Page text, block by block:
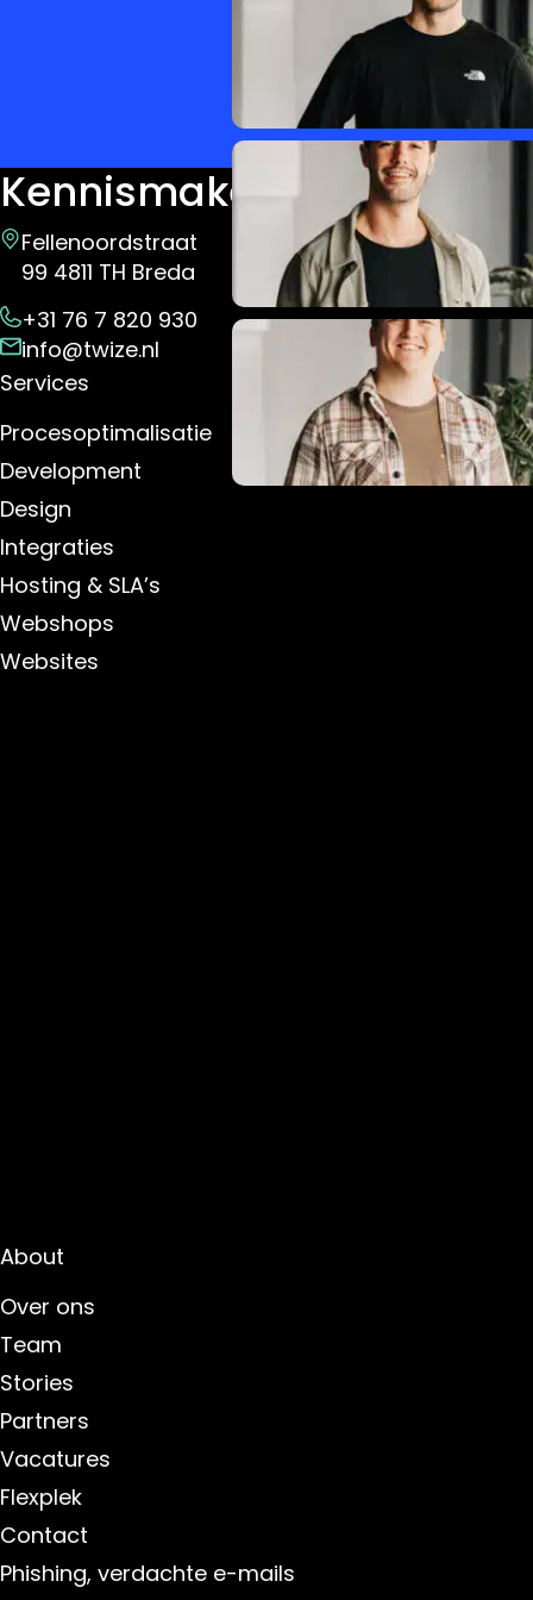
Kennismaken?
Fellenoordstraat
99 4811 TH Breda
+31 76 7 820 930
info@twize.nl
Services
Procesoptimalisatie
Development
Design
Integraties
Hosting & SLA’s
Webshops
Websites
About
Over ons
Team
Stories
Partners
Vacatures
Flexplek
Contact
Phishing, verdachte e-mails